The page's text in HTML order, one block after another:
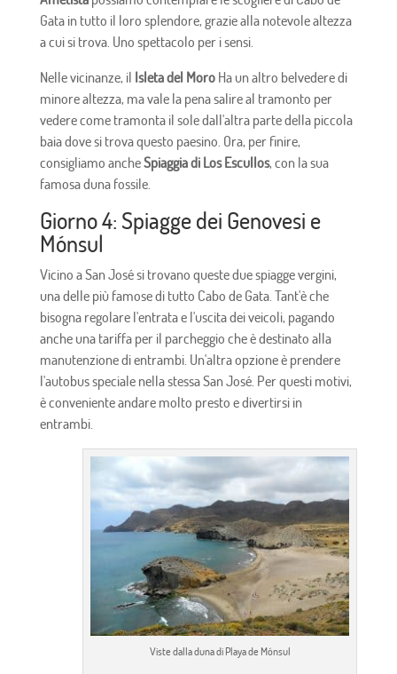
Gata in tutto il loro splendore, grazie alla notevole altezza
a cui si trova. Uno spettacolo per i sensi.
Nelle vicinanze, il Isleta del MoroHa un altro belvedere di
minore altezza, ma vale la pena salire al tramonto per
vedere come tramonta il sole dall'altra parte della piccola
baia dove si trova questo paesino. Ora, per finire,
consigliamo ancheSpiaggia di Los Escullos, con la sua
famosa duna fossile.
Giorno 4: Spiagge dei Genovesi e
Mónsul
Vicino a San José si trovano queste due spiagge vergini,
una delle più famose di tutto Cabo de Gata. Tant'è che
bisogna regolare l'entrata e l'uscita dei veicoli, pagando
anche una tariffa per il parcheggio che è destinato alla
manutenzione di entrambi. Un'altra opzione è prendere
l'autobus speciale nella stessa San José. Per questi motivi,
è conveniente andare molto presto e divertirsi in
entrambi.
Viste dalla duna di Playa de Mónsul